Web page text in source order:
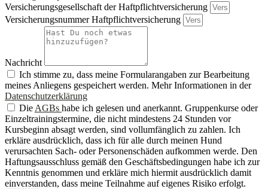
Versicherungsgesellschaft der Haftpflichtversicherung
Versicherungsnummer Haftpflichtversicherung
Nachricht
Ich stimme zu, dass meine Formularangaben zur Bearbeitung
meines Anliegens gespeichert werden. Mehr Informationen in der
Datenschutzerklärung
Die AGBs habe ich gelesen und anerkannt. Gruppenkurse oder
Einzeltrainingstermine, die nicht mindestens 24 Stunden vor
Kursbeginn absagt werden, sind vollumfänglich zu zahlen. Ich
erkläre ausdrücklich, dass ich für alle durch meinen Hund
verursachten Sach- oder Personenschäden aufkommen werde. Den
Haftungsausschluss gemäß den Geschäftsbedingungen habe ich zur
Kenntnis genommen und erkläre mich hiermit ausdrücklich damit
einverstanden, dass meine Teilnahme auf eigenes Risiko erfolgt.